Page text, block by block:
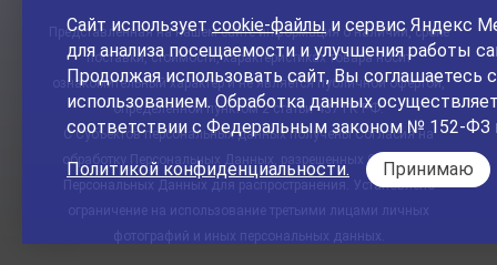
Представленная на нашем сайте информация о наличии, сроке
поставки, стоимости, характеристиках товара носит
ознакомительный характер и не является публичной офертой,
определенной пунктом 2 статьи 437 ГК РФ.
С Субъектов персональных данных получены Согласия на
обработку Персональных Данных, разрешенных Субъектом
Персональных Данных для распространения. Установлено
ограничение на использование третьими лицами личных
фотографий и иных персональных данных.
Сайт используетcookie-файлы и сервис Яндекс
для анализа посещаемости и улучшения работы
Продолжая использовать сайт, Вы соглашаетесь
использованием. Обработка данных
соответствии с Федеральным законом № 152-ФЗ
Политикой конфиденциальности.
Принимаю